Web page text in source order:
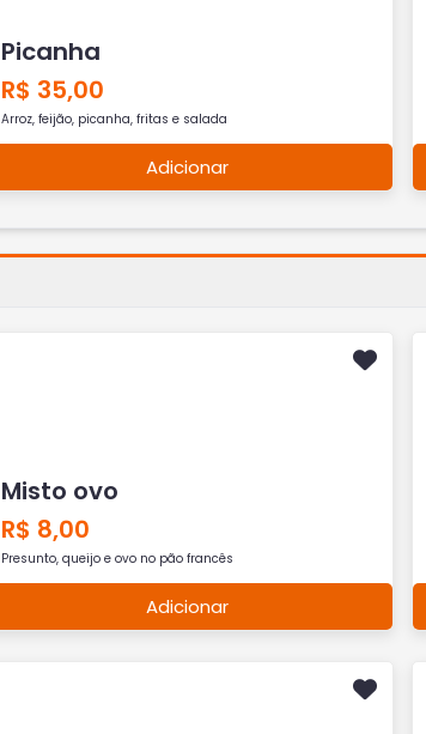
Picanha
R$ 35,00
Arroz, feijão, picanha, fritas e salada
Adicionar
Misto ovo
R$ 8,00
Presunto, queijo e ovo no pão francês
Adicionar